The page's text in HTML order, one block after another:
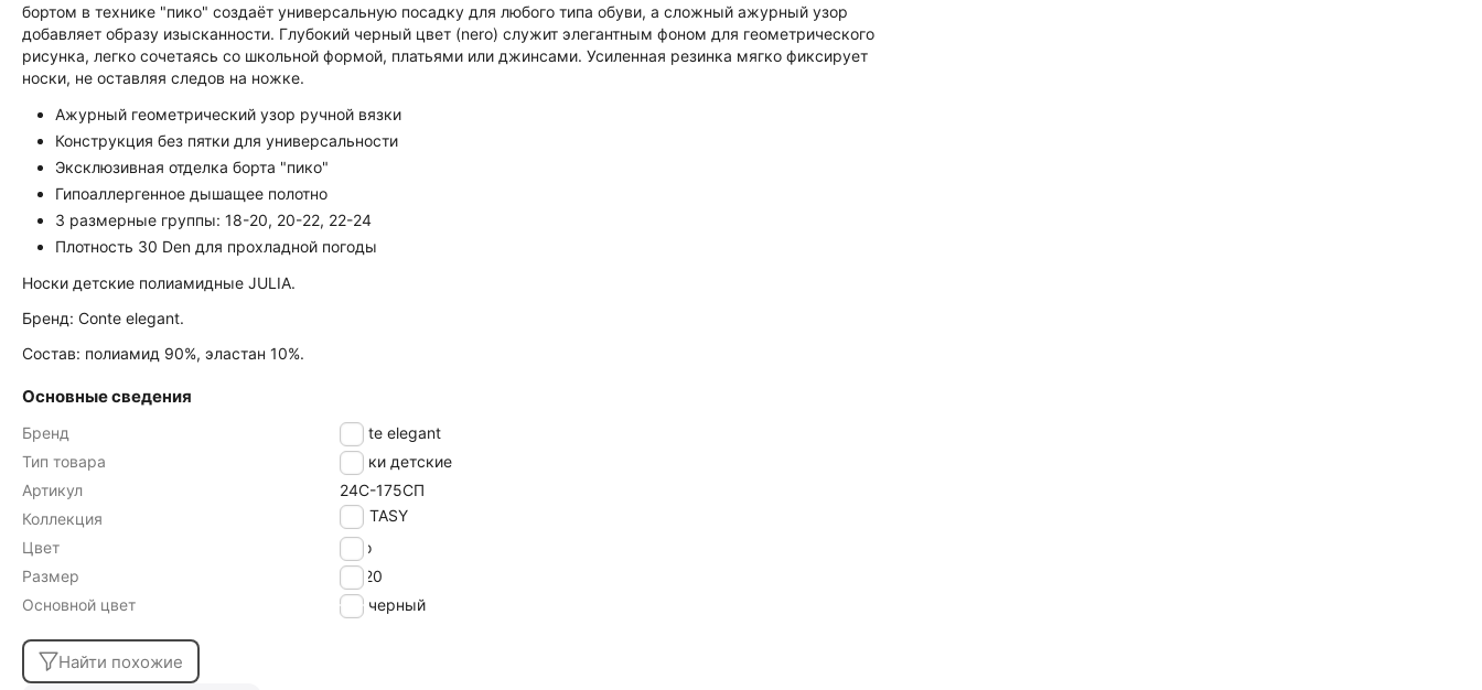
бортом в технике "пико" создаёт универсальную посадку для любого типа обуви, а сложный ажурный узор
добавляет образу изысканности. Глубокий черный цвет (nero) служит элегантным фоном для геометрического
рисунка, легко сочетаясь со школьной формой, платьями или джинсами. Усиленная резинка мягко фиксирует
носки, не оставляя следов на ножке.
Ажурный геометрический узор ручной вязки
Конструкция без пятки для универсальности
Эксклюзивная отделка борта "пико"
Гипоаллергенное дышащее полотно
3 размерные группы: 18-20, 20-22, 22-24
Плотность 30 Den для прохладной погоды
Носки детские полиамидные JULIA.
Бренд: Conte elegant.
Состав: полиамид 90%, эластан 10%.
Основные сведения
Бренд
Conte elegant
Тип товара
Носки детские
Артикул
24С-175СП
Коллекция
FANTASY
Цвет
nero
Размер
18-20
Основной цвет
черный
Найти похожие